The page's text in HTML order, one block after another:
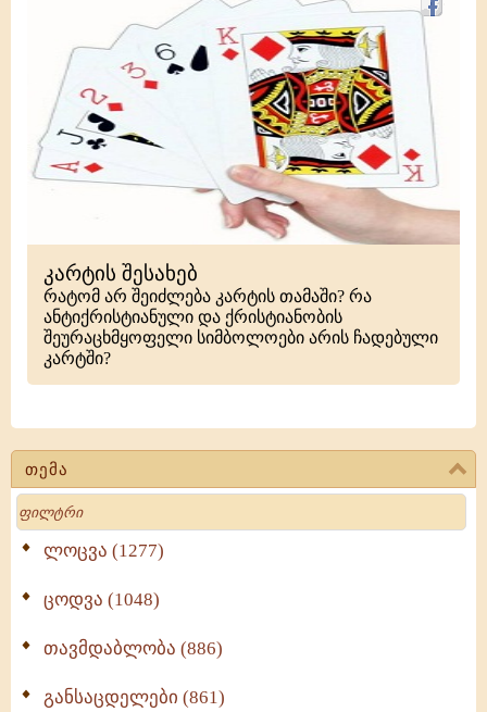
თემა
Search
ლოცვა (1277)
ცოდვა (1048)
თავმდაბლობა (886)
განსაცდელები (861)
კარტის შესახებ
რატომ არ შეიძლება კარტის თამაში? რა
ანტიქრისტიანული და ქრისტიანობის
შეურაცხმყოფელი სიმბოლოები არის ჩადებული
კარტში?